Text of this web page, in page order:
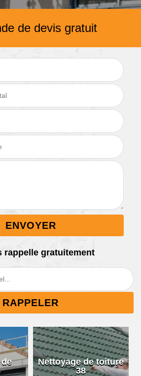
de devis gratuit
rappelle gratuitement
Nettoyage de toiture
38